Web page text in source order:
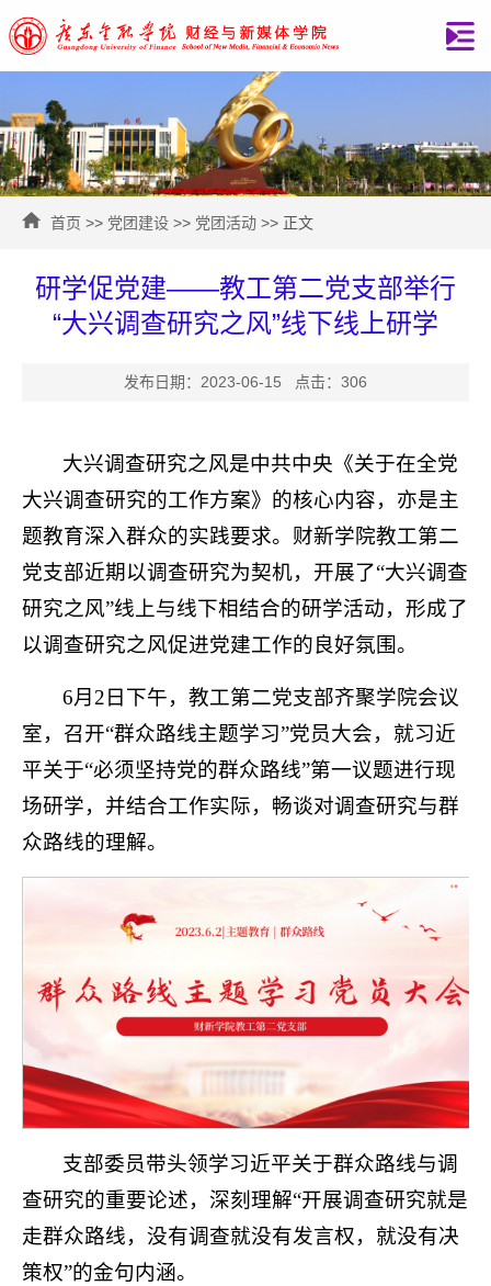
首页 >> 党团建设 >> 党团活动 >> 正文
研学促党建——教工第二党支部举行
“大兴调查研究之风”线下线上研学
发布日期：2023-06-15 点击： 306
大兴调查研究之风是中共中央《关于在全党
大兴调查研究的工作方案》的核心内容，亦是主
题教育深入群众的实践要求。财新学院教工第二
党支部近期以调查研究为契机，开展了“大兴调查
研究之风”线上与线下相结合的研学活动，形成了
以调查研究之风促进党建工作的良好氛围。
6月2日下午，教工第二党支部齐聚学院会议
室，召开“群众路线主题学习”党员大会，就习近
平关于“必须坚持党的群众路线”第一议题进行现
场研学，并结合工作实际，畅谈对调查研究与群
众路线的理解。
支部委员带头领学习近平关于群众路线与调
查研究的重要论述，深刻理解“开展调查研究就是
走群众路线，没有调查就没有发言权，就没有决
策权”的金句内涵。